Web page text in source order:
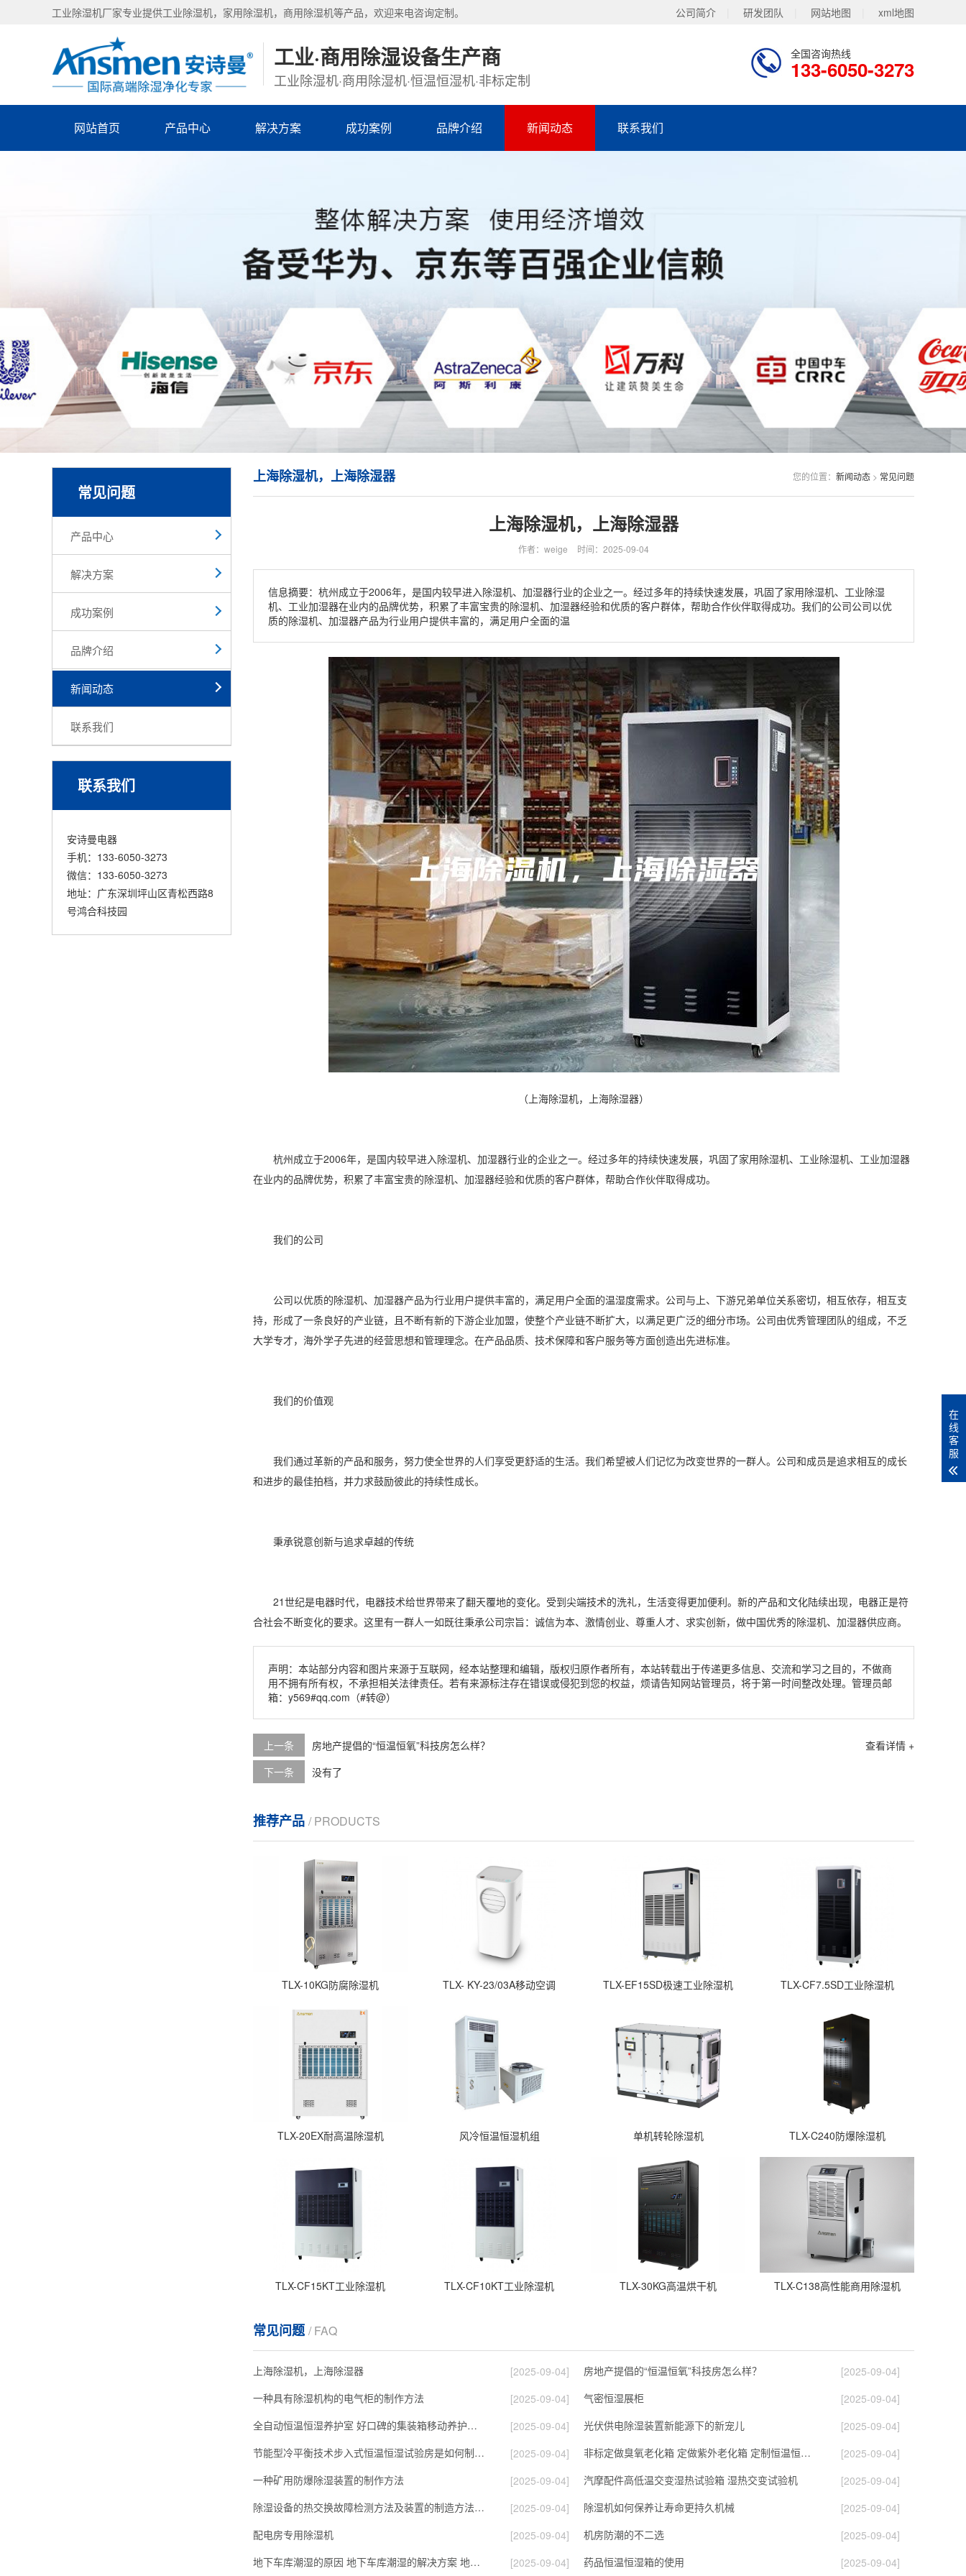
工业除湿机厂家专业提供工业除湿机，家用除湿机，商用除湿机等产品，欢迎来电咨询定制。 公司简介 研发团队 网站地图 xml地图
工业·商用除湿设备生产商
工业除湿机·商用除湿机·恒温恒湿机·非标定制
全国咨询热线
133-6050-3273
网站首页 产品中心 解决方案 成功案例 品牌介绍 新闻动态 联系我们
常见问题
产品中心
解决方案
成功案例
品牌介绍
新闻动态
联系我们
联系我们
安诗曼电器
手机：133-6050-3273
微信：133-6050-3273
地址：广东深圳坪山区青松西路8
号鸿合科技园
您的位置： 新闻动态 > 常见问题
上海除湿机，上海除湿器
上海除湿机，上海除湿器
作者：weige 时间：2025-09-04
信息摘要：杭州成立于2006年，是国内较早进入除湿机、加湿器行业的企业之一。经过多年的持续快速发展，巩固了家用除湿机、工业除湿
机、工业加湿器在业内的品牌优势，积累了丰富宝贵的除湿机、加湿器经验和优质的客户群体，帮助合作伙伴取得成功。我们的公司公司以优
质的除湿机、加湿器产品为行业用户提供丰富的，满足用户全面的温
（上海除湿机，上海除湿器）
杭州成立于2006年，是国内较早进入除湿机、 加湿器行业的企业之一。经过多年的持续快速发展，巩固了家用除湿机、 工业除湿机、工业加湿器
在业内的品牌优势，积累了丰富宝贵的除湿机、加湿器经验和优质的客户群体，帮助合作伙伴取得成功。
我们的公司
公司以优质的除湿机、 加湿器产品为行业用户提供丰富的，满足用户全面的温湿度需求。公司与上、下游兄弟单位关系密切，相互依存，相互支
持，形成了一条良好的产业链，且不断有新的下游企业加盟，使整个产业链不断扩大，以满足更广泛的细分市场。公司由优秀管理团队的组成，不乏
大学专才，海外学子先进的经营思想和管理理念。在产品品质、技术保障和客户服务等方面创造出先进标准。
我们的价值观
我们通过革新的产品和服务，努力使全世界的人们享受更舒适的生活。我们希望被人们记忆为改变世界的一群人。公司和成员是追求相互的成长
和进步的最佳拍档，并力求鼓励彼此的持续性成长。
秉承锐意创新与追求卓越的传统
21世纪是电器时代，电器技术给世界带来了翻天覆地的变化。受到尖端技术的洗礼，生活变得更加便利。新的产品和文化陆续出现，电器正是符
合社会不断变化的要求。这里有一群人一如既往秉承公司宗旨：诚信为本、激情创业、尊重人才、求实创新，做中国优秀的除湿机、加湿器供应商。
声明：本站部分内容和图片来源于互联网，经本站整理和编辑，版权归原作者所有，本站转载出于传递更多信息、交流和学习之目的，不做商
用不拥有所有权，不承担相关法律责任。若有来源标注存在错误或侵犯到您的权益，烦请告知网站管理员，将于第一时间整改处理。管理员邮
箱：y569#qq.com（#转@）
上一条 房地产提倡的“恒温恒氧”科技房怎么样？
查看详情 +
下一条
没有了
推荐产品 / PRODUCTS
TLX-10KG防腐除湿机 TLX- KY-23/03A移动空调 TLX-EF15SD极速工业除湿机 TLX-CF7.5SD工业除湿机
TLX-20EX耐高温除湿机 风冷恒温恒湿机组 单机转轮除湿机 TLX-C240防爆除湿机
TLX-CF15KT工业除湿机 TLX-CF10KT工业除湿机 TLX-30KG高温烘干机 TLX-C138高性能商用除湿机
常见问题/ FAQ
上海除湿机，上海除湿器 [2025-09-04] 房地产提倡的“恒温恒氧”科技房怎么样？
[2025-09-04]
一种具有除湿机构的电气柜的制作方法
[2025-09-04] 气密恒湿展柜
[2025-09-04]
全自动恒温恒湿养护室 好口碑的集装箱移动养护室批发
[2025-09-04] 光伏供电除湿装置新能源下的新宠儿
[2025-09-04]
节能型冷平衡技术步入式恒温恒湿试验房是如何制造快讯
[2025-09-04] 非标定做臭氧老化箱 定做紫外老化箱 定制恒温恒湿试验箱 可维修
[2025-09-04]
一种矿用防爆除湿装置的制作方法
[2025-09-04] 汽摩配件高低温交变湿热试验箱 湿热交变试验机
[2025-09-04]
除湿设备的热交换故障检测方法及装置的制造方法_2
[2025-09-04] 除湿机如何保养让寿命更持久机械
[2025-09-04]
配电房专用除湿机
[2025-09-04] 机房防潮的不二选
[2025-09-04]
地下车库潮湿的原因 地下车库潮湿的解决方案 地下车库潮湿的物业
[2025-09-04] 药品恒温恒湿箱的使用 [2025-09-04]
在
线
客
服